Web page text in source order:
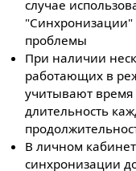
случае
"Синхронизации"
проблемы
При наличии
работающих в
учитывают
длительность
В личном
синхронизации